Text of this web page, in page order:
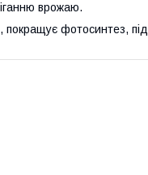
врожаю.
фотосинтез,